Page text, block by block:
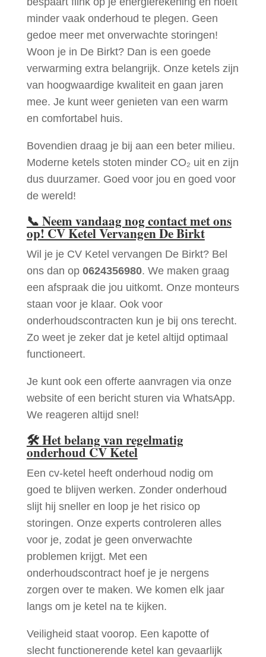
minder vaak onderhoud te plegen. Geen
gedoe meer met onverwachte storingen!
Woon je in De Birkt? Dan is een goede
verwarming extra belangrijk. Onze ketels zijn
van hoogwaardige kwaliteit en gaan jaren
mee. Je kunt weer genieten van een warm
en comfortabel huis.
Bovendien draag je bij aan een beter milieu.
Moderne ketels stoten minder CO₂ uit en zijn
dus duurzamer. Goed voor jou en goed voor
de wereld!
📞 Neem vandaag nog contact met ons
op! CV Ketel Vervangen De Birkt
Wil je je CV Ketel vervangen De Birkt? Bel
ons dan op 0624356980. We maken graag
een afspraak die jou uitkomt. Onze monteurs
staan voor je klaar. Ook voor
onderhoudscontracten kun je bij ons terecht.
Zo weet je zeker dat je ketel altijd optimaal
functioneert.
Je kunt ook een offerte aanvragen via onze
website of een bericht sturen via WhatsApp.
We reageren altijd snel!
🛠Het belang van regelmatig
onderhoud CV Ketel
Een cv-ketel heeft onderhoud nodig om
goed te blijven werken. Zonder onderhoud
slijt hij sneller en loop je het risico op
storingen. Onze experts controleren alles
voor je, zodat je geen onverwachte
problemen krijgt. Met een
onderhoudscontract hoef je je nergens
zorgen over te maken. We komen elk jaar
langs om je ketel na te kijken.
Veiligheid staat voorop. Een kapotte of
slecht functionerende ketel kan gevaarlijk